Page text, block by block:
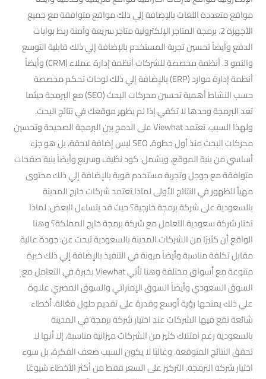
مواقع متعددة اللغات بالإضافة إلي ذلك مواقع متوافقة مع جميع
الأجهزة 2. برمجة المتاجر الإلكترونية متاجر سريعة وآمنة ربط بوابات
الدفع وأيضاً تحسين تجربة المستخدم بالإضافة إلي ذلك قابلية التوسع
والنمو 3. أنظمة مخصصة للشركات أنظمة إدارة عملاء (CRM) وأيضاً
أنظمة إدارة موارد (ERP) بالإضافة إلي ذلك لوحات تحكم مخصصة
حسب النشاط أهمية تحسين محركات البحث (SEO) مع البرمجة حيثما
تعد البرمجة وحدها لا تكفي إذا لم يظهر موقعك في نتائج البحث.
ولهذا السبب، تعتمد Viewhat على الدمج بين البرمجة الصحيحة وتحسين
محركات البحث منذ أول خطوة. SEO ليس إضافة لاحقة، بل هو جزء
أساسي من بنية الموقع، ويشمل: كود نظيف وسريع وأيضاً بنية صفحات
متوافقة مع جوجل وتجربة مستخدم قوية بالإضافة إلي ذلك محتوى
مهيأ للظهور في النتائج الأولى لماذا تعتمد شركات خارج المدينة
بالسعودية على شركة برمجة خارجية؟ حيث قد يتساءل البعض: لماذا
تختار شركة سعودية التعامل مع شركة برمجة خارج المملكة؟ وهنا
الواقع أن كثيرًا من الشركات المدينة بالسعودية تبحث عن: جودة عالية
مقابل تكلفة مناسبة وأيضاً مرونة في التنفيذ بالإضافة إلي ذلك خبرة
متنوعة مع أسواق مختلفة وهنا تأتي Viewhat بخبرة في التعامل مع:
السوق السعودي وأيضاً السوق الإماراتي والسوق المصري علاوة
علي ذلك يمنحها رؤية أوسع وقدرة على تقديم حلول فعّالة. أخطاء
شائعة تقع فيها الشركات عند اختيار شركة برمجة في المدينة
بالسعودية رغم امتلاك كثير من الشركات ميزانية مناسبة، إلا أنها لا
تحقق النتائج المتوقعة. وغالبًا لا يكون السبب ضعف الفكرة، بل سوء
اختيار شركة البرمجة. التركيز على السعر فقط من أكثر الأخطاء شيوعًا